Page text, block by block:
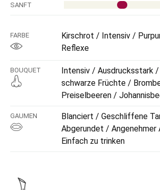
SANFT
FARBE
Kirschrot / Intensiv /
Reflexe
BOUQUET
Intensiv / Ausdrucksstark
schwarze Früchte /
Preiselbeeren /
GAUMEN
Blanciert / Geschliffene
Abgerundet / Angenehmer
Einfach zu trinken